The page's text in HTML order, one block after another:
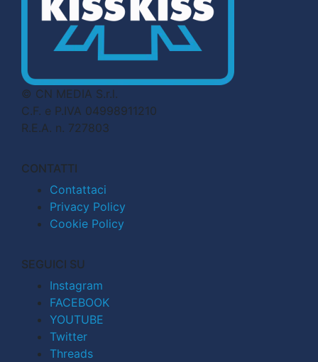
© CN MEDIA S.r.l.
C.F. e P.IVA 04998911210
R.E.A. n. 727803
CONTATTI
Contattaci
Privacy Policy
Cookie Policy
SEGUICI SU
Instagram
FACEBOOK
YOUTUBE
Twitter
Threads